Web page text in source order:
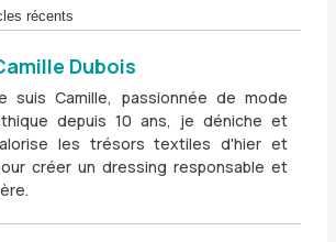
récents
Dubois
suis Camille, passionnée de mode
depuis 10 ans, je déniche et
les trésors textiles d'hier et
créer un dressing responsable et